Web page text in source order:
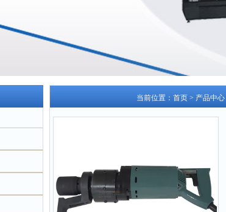
当前位置： 首页 > 产品中心